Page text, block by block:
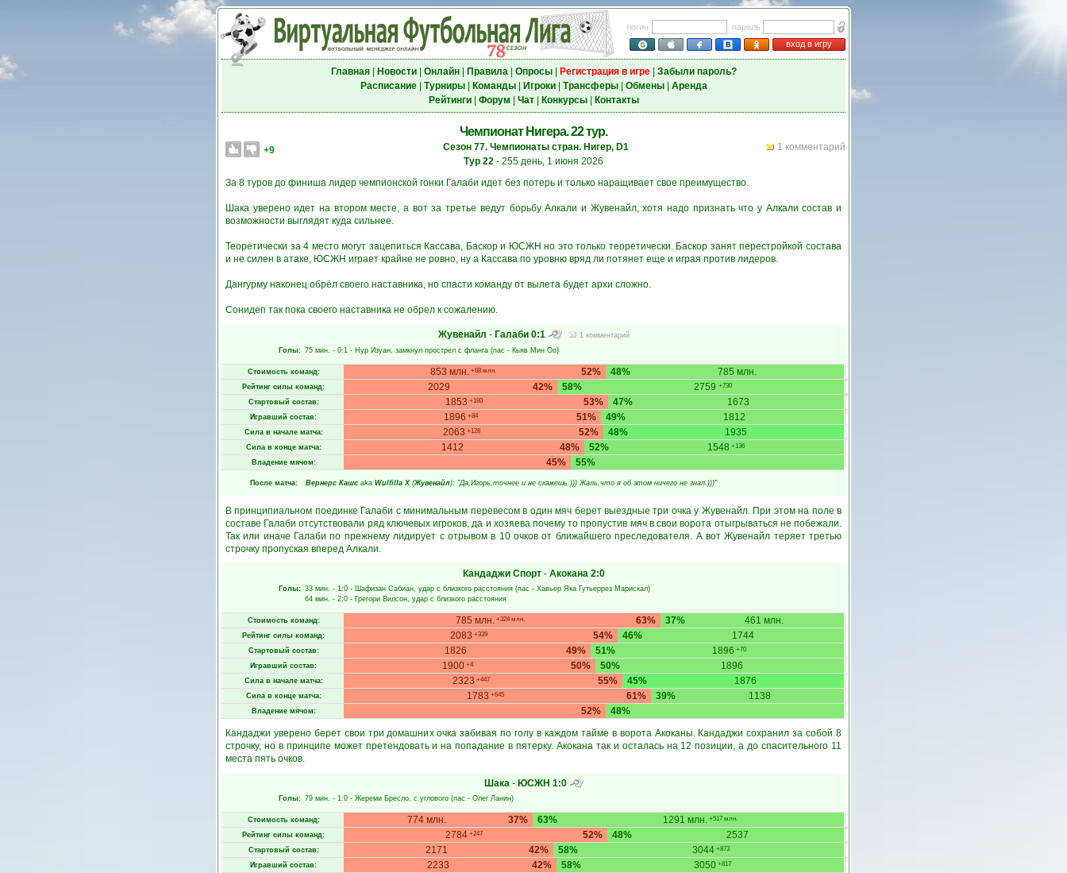
логин
пароль
вход в игру
Главная| Новости| Онлайн| Правила| Опросы| Регистрация в игре| Забыли пароль?
Расписание| Турниры| Команды| Игроки| Трансферы| Обмены| Аренда
Рейтинги| Форум Чат| Конкурсы| Контакты
Чемпионат Нигера. 22 тур.
+9 1 комментарий
Сезон 77. Чемпионаты стран. Нигер, D1
Тур 22 - 255 день, 1 июня 2026
За 8 туров до финиша лидер чемпионской гонки Галаби идет без потерь и только наращивает свое преимущество.
Шака уверено идет на втором месте, а вот за третье ведут борьбу Алкали и Жувенайл, хотя надо признать что у Алкали состав и
возможности выглядят куда сильнее.
Теоретически за 4 место могут зацепиться Кассава, Баскор и ЮСЖН но это только теоретически. Баскор занят перестройкой состава
и не силен в атаке, ЮСЖН играет крайне не ровно, ну а Кассава по уровню вряд ли потянет еще и играя против лидеров.
Дангурму наконец обрёл своего наставника, но спасти команду от вылета будет архи сложно.
Сонидеп так пока своего наставника не обрел к сожалению.
Жувенайл - Галаби 0:1
1 комментарий
Голы: 75 мин. - 0:1 - Нур Изуан, замкнул прострел с фланга (пас - Кьяв Мин Оо)
Стоимость команд: 52%
853 млн. +68 млн. 48% 785 млн.
Рейтинг силы команд: 42%
2029 58% 2759 +730
Стартовый состав: 53%
1853 +180 47% 1673
Игравший состав: 51%
1896 +84 49% 1812
Сила в начале матча: 52%
2063 +128 48% 1935
Сила в конце матча: 48%
1412 52% 1548 +136
Владение мячом: 45% 55%
После матча: Вернерс Кашс aka Wulfilla X (Жувенайл): "Да,Игорь,точнее и не скажешь.))) Жаль,что я об этом ничего не знал.)))"
В принципиальном поединке Галаби с минимальным перевесом в один мяч берет выездные три очка у Жувенайл. При этом на поле в
составе Галаби отсутствовали ряд ключевых игроков, да и хозяева почему то пропустив мяч в свои ворота отыгрываться не побежали.
Так или иначе Галаби по прежнему лидирует с отрывом в 10 очков от ближайшего преследователя. А вот Жувенайл теряет третью
строчку пропуская вперед Алкали.
Кандаджи Спорт- Акокана 2:0
Голы: 33 мин. - 1:0 - Шафизан Сабиан, удар с близкого расстояния (пас - Хавьер Яка Гутьеррез Марискал)
64 мин. - 2:0 - Грегори Вилсон, удар с близкого расстояния
Стоимость команд: 63%
785 млн. +324 млн. 37% 461 млн.
Рейтинг силы команд: 54%
2083 +339 46% 1744
Стартовый состав: 49%
1826 51% 1896 +70
Игравший состав: 50%
1900 +4 50% 1896
Сила в начале матча: 55%
2323 +447 45% 1876
Сила в конце матча: 61%
1783 +645 39% 1138
Владение мячом: 52%
48%
Кандаджи уверено берет свои три домашних очка забивая по голу в каждом тайме в ворота Акоканы. Кандаджи сохранил за собой 8
строчку, но в принципе может претендовать и на попадание в пятерку. Акокана так и осталась на 12 позиции, а до спасительного 11
места пять очков.
Шака- ЮСЖН 1:0
Голы: 79 мин. - 1:0 - Жереми Бресло, с углового (пас - Олег Ланин)
Стоимость команд: 37%
774 млн. 63% 1291 млн. +517 млн.
Рейтинг силы команд: 52%
2784 +247 48% 2537
Стартовый состав: 42%
2171 58% 3044 +873
Игравший состав: 42%
2233 58% 3050+817